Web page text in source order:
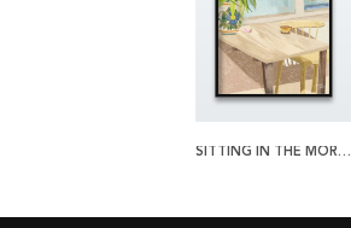
SITTING IN THE MORNING SUN POSTER